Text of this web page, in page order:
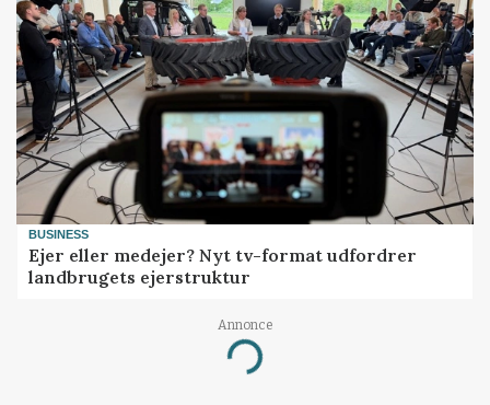
BUSINESS
Ejer eller medejer? Nyt tv-format udfordrer
landbrugets ejerstruktur
Annonce
Loading...